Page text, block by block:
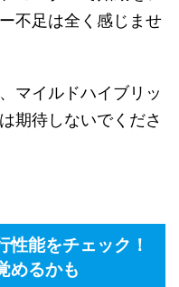
不足は全く感じませ
マイルドハイブリッ
期待しないでくださ
性能をチェック！
めるかも